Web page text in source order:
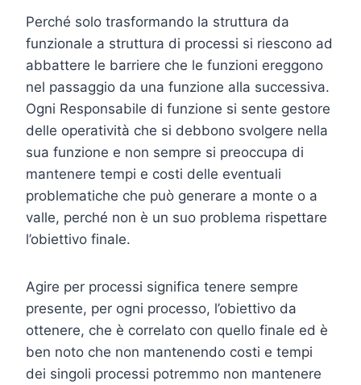
Perché solo trasformando la struttura da
funzionale a struttura di processi si riescono ad
abbattere le barriere che le funzioni ereggono
nel passaggio da una funzione alla successiva.
Ogni Responsabile di funzione si sente gestore
delle operatività che si debbono svolgere nella
sua funzione e non sempre si preoccupa di
mantenere tempi e costi delle eventuali
problematiche che può generare a monte o a
valle, perché non è un suo problema rispettare
l’obiettivo finale.
Agire per processi significa tenere sempre
presente, per ogni processo, l’obiettivo da
ottenere, che è correlato con quello finale ed è
ben noto che non mantenendo costi e tempi
dei singoli processi potremmo non mantenere